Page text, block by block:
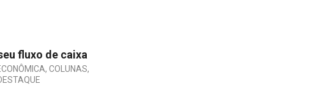
fluxo de caixa
,COLUNAS,